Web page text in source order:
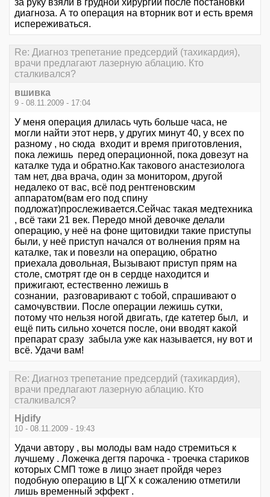
за руку взяли в грудной хирургии после постановки
диагноза. А то операция на вторник вот и есть время
испереживаться.
Re: Диагноз трепетание предсердий (тахикардия),
врачи предлагают лазерную аблацию. Кто
сталкивался?
вшивка
9 - 08.11.2009 - 17:04
У меня операция длилась чуть больше часа, не
могли найти этот нерв, у других минут 40, у всех по
разному , но сюда входит и время приготовления,
пока лежишь перед операционной, пока довезут на
каталке туда и обратно.Как такового анастезиолога
там нет, два врача, один за монитором, другой
недалеко от вас, всё под рентгеновским
аппаратом(вам его под спину
подложат)прослеживается.Сейчас такая медтехника
, всё таки 21 век. Передо мной девочке делали
операцию, у неё на фоне щитовидки такие приступы
были, у неё приступ начался от волнения прям на
каталке, так и повезли на операцию, обратно
приехала довольная, Вызывают приступ прям на
столе, смотрят где он в сердце находится и
прижигают, естественно лежишь в
сознании, разговаривают с тобой, спрашивают о
самочувствии. После операции лежишь сутки,
потому что нельзя ногой двигать, где катетер был, и
ещё пить сильно хочется после, они вводят какой
препарат сразу забыла уже как называется, ну вот и
всё. Удачи вам!
Re: Диагноз трепетание предсердий (тахикардия),
врачи предлагают лазерную аблацию. Кто
сталкивался?
Hjdify
10 - 08.11.2009 - 19:43
Удачи автору , вы молоды вам надо стремиться к
лучшему . Ложечка дегтя парочка - троечка стариков
которых СМП тоже в лицо знает пройдя через
подобную операцию в ЦГХ к сожалению отметили
лишь временный эффект .